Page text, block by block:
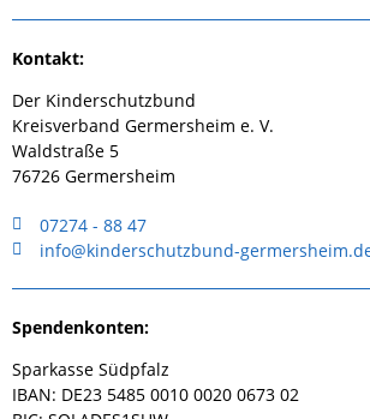
Kontakt:
Der Kinderschutzbund
Kreisverband Germersheim e. V.
Waldstraße 5
76726 Germersheim
07274 - 88 47
info@kinderschutzbund-
Spendenkonten:
Sparkasse Südpfalz
IBAN: DE23 5485 0010 0020 0673 02